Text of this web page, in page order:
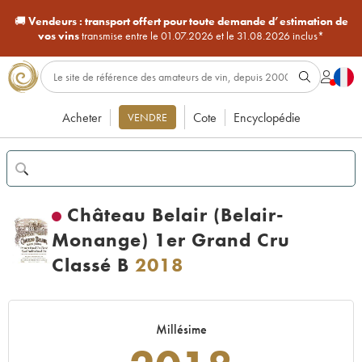
🚚Vendeurs : transport offert pour toute demande d’estimation de
vos vinstransmise entre le 01.07.2026 et le 31.08.2026 inclus*
Acheter VENDRE Cote Encyclopédie
Château Belair (Belair-
Monange) 1er Grand Cru
Classé B 2018
Millésime